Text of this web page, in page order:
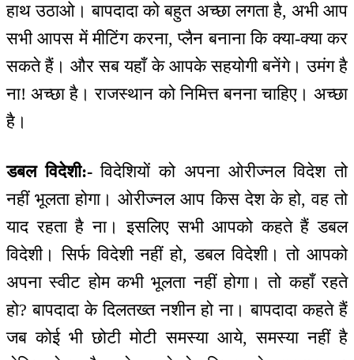
हाथ उठाओ। बापदादा को बहुत अच्छा लगता है, अभी आप
सभी आपस में मीटिंग करना, प्लैन बनाना कि क्या-क्या कर
सकते हैं। और सब यहाँ के आपके सहयोगी बनेंगे। उमंग है
ना! अच्छा है। राजस्थान को निमित्त बनना चाहिए। अच्छा
है।
डबल विदेशी:-विदेशियों को अपना ओरीज्नल विदेश तो
नहीं भूलता होगा। ओरीज्नल आप किस देश के हो, वह तो
याद रहता है ना। इसलिए सभी आपको कहते हैं डबल
विदेशी। सिर्फ विदेशी नहीं हो, डबल विदेशी। तो आपको
अपना स्वीट होम कभी भूलता नहीं होगा। तो कहाँ रहते
हो? बापदादा के दिलतख्त नशीन हो ना। बापदादा कहते हैं
जब कोई भी छोटी मोटी समस्या आये, समस्या नहीं है